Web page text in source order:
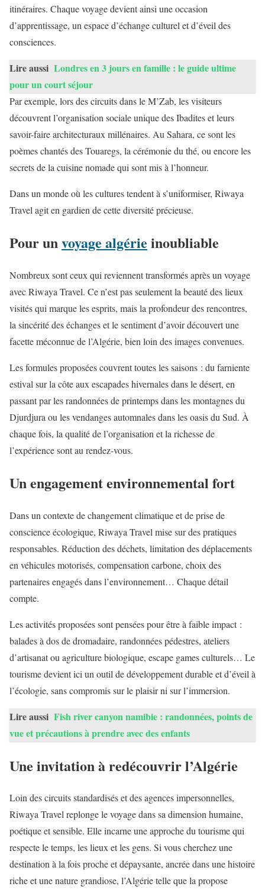
itinéraires. Chaque voyage devient ainsi une occasion
d’apprentissage, un espace d’échange culturel et d’éveil des
consciences.
Lire aussi Londres en 3 jours en famille : le guide ultime
pour un court séjour
Par exemple, lors des circuits dans le M’Zab, les visiteurs
découvrent l’organisation sociale unique des Ibadites et leurs
savoir-faire architecturaux millénaires. Au Sahara, ce sont les
poèmes chantés des Touaregs, la cérémonie du thé, ou encore les
secrets de la cuisine nomade qui sont mis à l’honneur.
Dans un monde où les cultures tendent à s’uniformiser, Riwaya
Travel agit en gardien de cette diversité précieuse.
Pour unvoyage algérie inoubliable
Nombreux sont ceux qui reviennent transformés après un voyage
avec Riwaya Travel. Ce n’est pas seulement la beauté des lieux
visités qui marque les esprits, mais la profondeur des rencontres,
la sincérité des échanges et le sentiment d’avoir découvert une
facette méconnue de l’Algérie, bien loin des images convenues.
Les formules proposées couvrent toutes les saisons : du farniente
estival sur la côte aux escapades hivernales dans le désert, en
passant par les randonnées de printemps dans les montagnes du
Djurdjura ou les vendanges automnales dans les oasis du Sud. À
chaque fois, la qualité de l’organisation et la richesse de
l’expérience sont au rendez-vous.
Un engagement environnemental fort
Dans un contexte de changement climatique et de prise de
conscience écologique, Riwaya Travel mise sur des pratiques
responsables. Réduction des déchets, limitation des déplacements
en véhicules motorisés, compensation carbone, choix des
partenaires engagés dans l’environnement… Chaque détail
compte.
Les activités proposées sont pensées pour être à faible impact :
balades à dos de dromadaire, randonnées pédestres, ateliers
d’artisanat ou agriculture biologique, escape games culturels… Le
tourisme devient ici un outil de développement durable et d’éveil à
l’écologie, sans compromis sur le plaisir ni sur l’immersion.
Lire aussi Fish river canyon namibie : randonnées, points de
vue et précautions à prendre avec des enfants
Une invitation à redécouvrir l’Algérie
Loin des circuits standardisés et des agences impersonnelles,
Riwaya Travel replonge le voyage dans sa dimension humaine,
poétique et sensible. Elle incarne une approche du tourisme qui
respecte le temps, les lieux et les gens. Si vous cherchez une
destination à la fois proche et dépaysante, ancrée dans une histoire
riche et une nature grandiose, l’Algérie telle que la propose